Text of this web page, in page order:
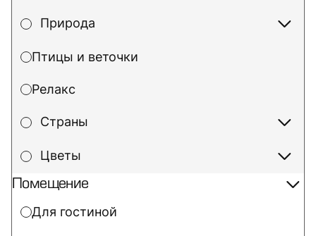
Помещение
Для гостиной
Природа
Птицы и веточки
Релакс
Страны
Цветы